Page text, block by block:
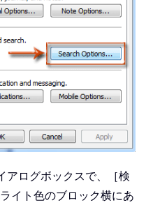
アログボックスで、［検
イト色のブロック横にあ